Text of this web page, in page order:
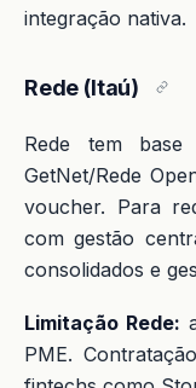
integração nativa.
Rede (Itaú)
Rede tem base
GetNet/Rede
voucher. Para
com gestão
consolidados e
Limitação Rede:
PME.